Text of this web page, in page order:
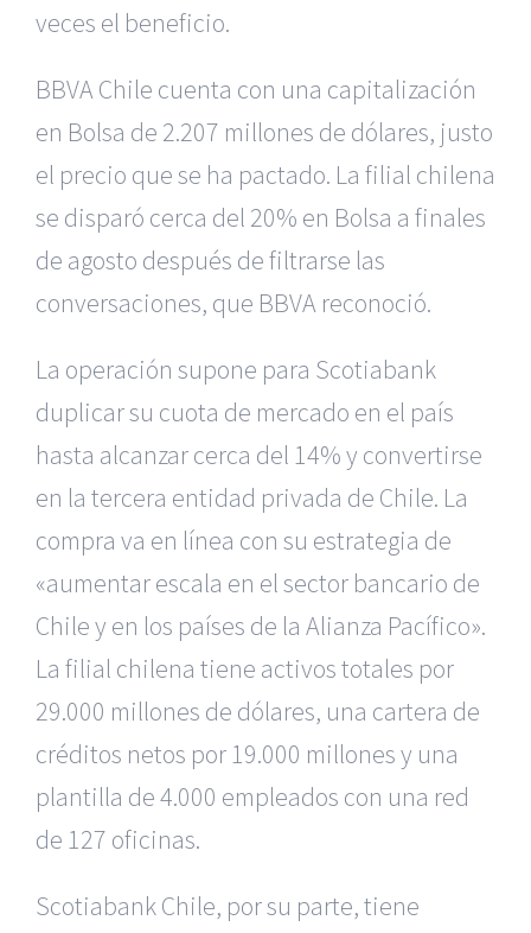
veces el beneficio.
BBVA Chile cuenta con una capitalización
en Bolsa de 2.207 millones de dólares, justo
el precio que se ha pactado. La filial chilena
se disparó cerca del 20% en Bolsa a finales
de agosto después de filtrarse las
conversaciones, que BBVA reconoció.
La operación supone para Scotiabank
duplicar su cuota de mercado en el país
hasta alcanzar cerca del 14% y convertirse
en la tercera entidad privada de Chile. La
compra va en línea con su estrategia de
«aumentar escala en el sector bancario de
Chile y en los países de la Alianza Pacífico».
La filial chilena tiene activos totales por
29.000 millones de dólares, una cartera de
créditos netos por 19.000 millones y una
plantilla de 4.000 empleados con una red
de 127 oficinas.
Scotiabank Chile, por su parte, tiene